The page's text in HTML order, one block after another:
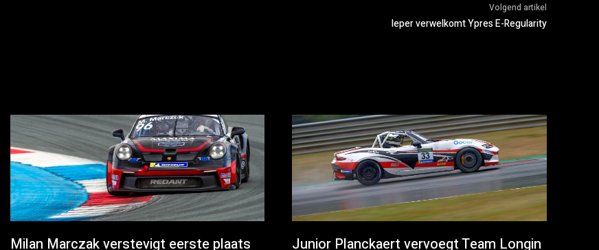
Volgend artikel
Ieper verwelkomt Ypres E-Regularity
Milan Marczak verstevigt eerste plaats
Junior Planckaert vervoegt Team Longin